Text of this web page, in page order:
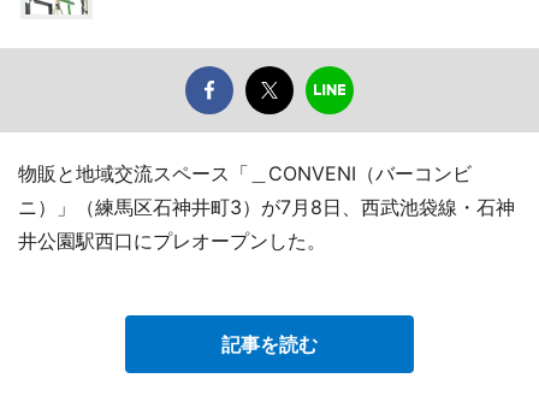
物販と地域交流スペース「＿CONVENI（バーコンビ
ニ）」（練馬区石神井町3）が7月8日、西武池袋線・石神
井公園駅西口にプレオープンした。
記事を読む